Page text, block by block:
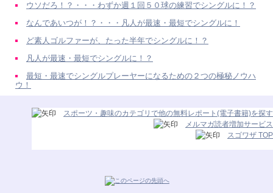
ウソだろ！？・・・わずか週１回５０球の練習でシングルに！？
なんであいつが！？・・・凡人が最速・最短でシングルに！
ど素人ゴルファーが、たった半年でシングルに！？
凡人が最速・最短でシングルに！？
最短・最速でシングルプレーヤーになるための２つの極秘ノウハ
ウ！
スポーツ・趣味のカテゴリで他の無料レポート(電子書籍)を探す
メルマガ読者増加サービス
スゴワザ TOP